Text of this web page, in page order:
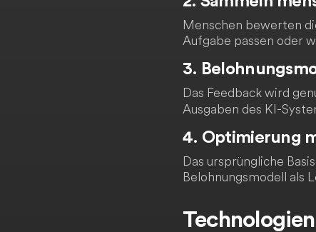
Menschen bewerten
Aufgabe passen oder
3.
Das Feedback wird
Ausgaben des KI-
4. Optimierung
Das ursprüngliche
Belohnungsmodell als